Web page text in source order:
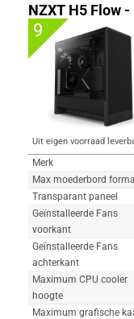
NZXT H5 Flow
9
Uit eigen voorraad
Merk
Max moederbord
Transparant paneel
Geïnstalleerde Fans
voorkant
Geïnstalleerde Fans
achterkant
Maximum CPU cooler
hoogte
Maximum grafische